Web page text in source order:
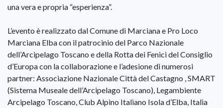
una vera e propria “esperienza”.
L’evento è realizzato dal Comune di Marciana e Pro Loco
Marciana Elba con il patrocinio del Parco Nazionale
dell’Arcipelago Toscano e della Rotta dei Fenici del Consiglio
d’Europa con la collaborazione e l’adesione di numerosi
partner: Associazione Nazionale Città del Castagno , SMART
(Sistema Museale dell’Arcipelago Toscano), Legambiente
Arcipelago Toscano, Club Alpino Italiano Isola d’Elba, Italia